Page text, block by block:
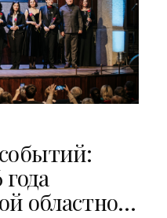
областной